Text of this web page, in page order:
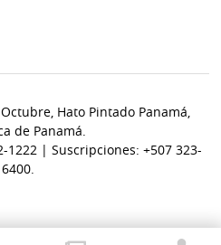
Hato Pintado Panamá,
de Panamá.
1222 | Suscripciones: +507 323-
6400.